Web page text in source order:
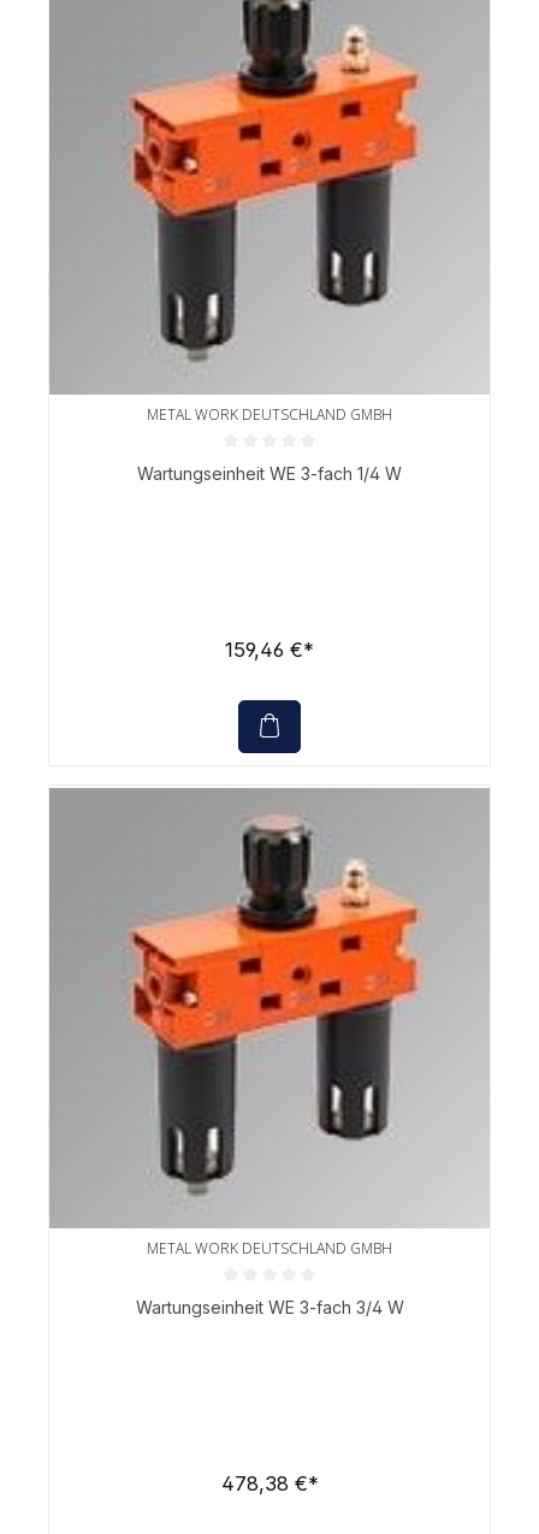
METAL WORK DEUTSCHLAND GMBH
Durchschnittliche Bewertung von 0 von 5 Sternen
Wartungseinheit WE 3-fach 1/4 W
159,46 €*
METAL WORK DEUTSCHLAND GMBH
Durchschnittliche Bewertung von 0 von 5 Sternen
Wartungseinheit WE 3-fach 3/4 W
478,38 €*